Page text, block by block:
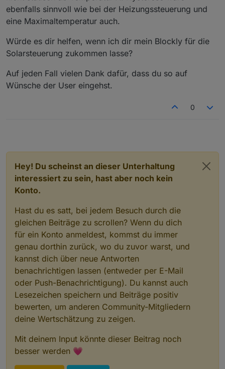
ebenfalls sinnvoll wie bei der Heizungssteuerung und
eine Maximaltemperatur auch.
Würde es dir helfen, wenn ich dir mein Blockly für die
Solarsteuerung zukommen lasse?
Auf jeden Fall vielen Dank dafür, dass du so auf
Wünsche der User eingehst.
0
Hey! Du scheinst an dieser Unterhaltung
interessiert zu sein, hast aber noch kein
Konto.
Hast du es satt, bei jedem Besuch durch die
gleichen Beiträge zu scrollen? Wenn du dich
für ein Konto anmeldest, kommst du immer
genau dorthin zurück, wo du zuvor warst, und
kannst dich über neue Antworten
benachrichtigen lassen (entweder per E-Mail
oder Push-Benachrichtigung). Du kannst auch
Lesezeichen speichern und Beiträge positiv
bewerten, um anderen Community-Mitgliedern
deine Wertschätzung zu zeigen.
Mit deinem Input könnte dieser Beitrag noch
besser werden 💗